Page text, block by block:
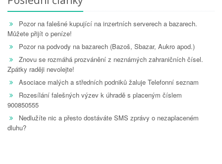
Pozor na falešné kupující na inzertních serverech a bazarech.
Můžete přijít o peníze!
Pozor na podvody na bazarech (Bazoš, Sbazar, Aukro apod.)
Znovu se rozmáhá prozvánění z neznámých zahraničních čísel.
Zpátky raději nevolejte!
Asociace malých a středních podniků žaluje Telefonní seznam
Rozesílání falešných výzev k úhradě s placeným číslem
900850555
Nedlužíte nic a přesto dostáváte SMS zprávy o nezaplaceném
dluhu?